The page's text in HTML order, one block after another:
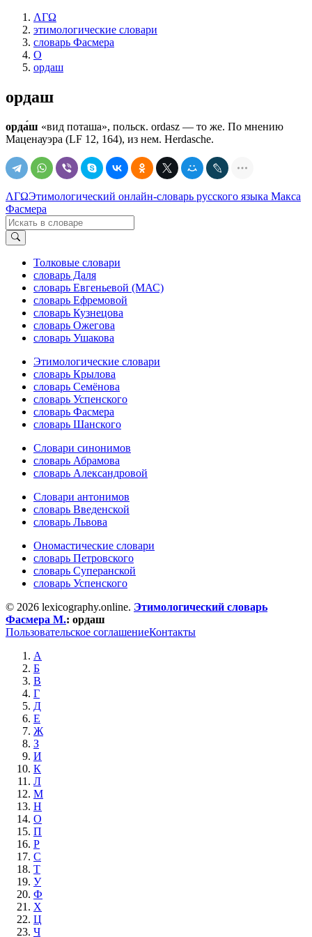
ΛΓΩ
этимологические словари
словарь Фасмера
О
ордаш
ордаш
орда́ш «вид поташа», польск. ordasz — то же. По мнению
Маценауэра (LF 12, 164), из нем. Неrdаsсhе.
ΛΓΩЭтимологический онлайн-словарь русского языка Макса
Фасмера
Толковые словари
словарь Даля
словарь Евгеньевой (МАС)
словарь Ефремовой
словарь Кузнецова
словарь Ожегова
словарь Ушакова
Этимологические словари
словарь Крылова
словарь Семёнова
словарь Успенского
словарь Фасмера
словарь Шанского
Словари синонимов
словарь Абрамова
словарь Александровой
Словари антонимов
словарь Введенской
словарь Львова
Ономастические словари
словарь Петровского
словарь Суперанской
словарь Успенского
© 2026 lexicography.online. Этимологический словарь
Фасмера М.: ордаш
Пользовательское соглашениеКонтакты
А
Б
В
Г
Д
Е
Ж
З
И
К
Л
М
Н
О
П
Р
С
Т
У
Ф
Х
Ц
Ч